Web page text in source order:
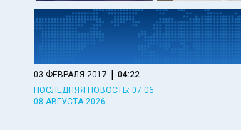
03 ФЕВРАЛЯ 2017 | 04:22
ПОСЛЕДНЯЯ НОВОСТЬ: 07:06
08 АВГУСТА 2026